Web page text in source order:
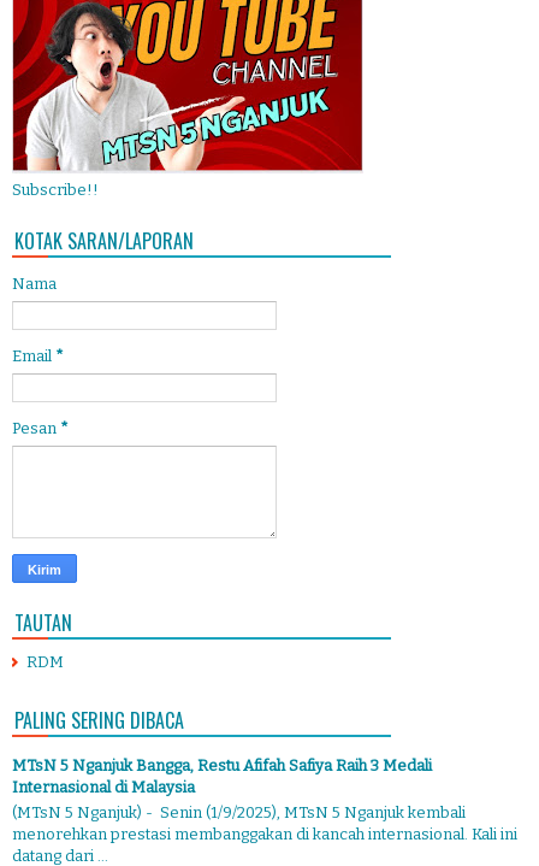
Subscribe!!
KOTAK SARAN/LAPORAN
Nama
Email *
Pesan *
TAUTAN
RDM
PALING SERING DIBACA
MTsN 5 Nganjuk Bangga, Restu Afifah Safiya Raih 3 Medali
Internasional di Malaysia
(MTsN 5 Nganjuk) - Senin (1/9/2025), MTsN 5 Nganjuk kembali
menorehkan prestasi membanggakan di kancah internasional. Kali ini
datang dari ...